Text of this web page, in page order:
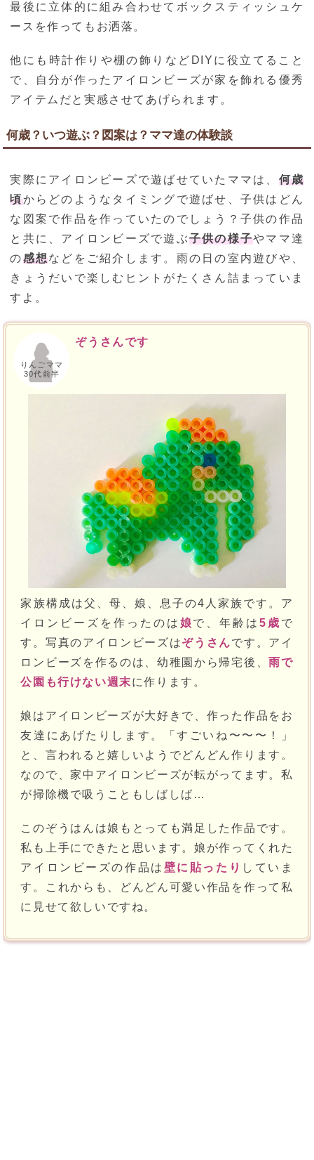
最後に立体的に組み合わせてボックスティッシュケ
ースを作ってもお洒落。
他にも時計作りや棚の飾りなどDIYに役立てること
で、自分が作ったアイロンビーズが家を飾れる優秀
アイテムだと実感させてあげられます。
何歳？いつ遊ぶ？図案は？ママ達の体験談
実際にアイロンビーズで遊ばせていたママは、 何歳
頃からどのようなタイミングで遊ばせ、子供はどん
な図案で作品を作っていたのでしょう？子供の作品
と共に、アイロンビーズで遊ぶ子供の様子やママ達
の感想などをご紹介します。雨の日の室内遊びや、
きょうだいで楽しむヒントがたくさん詰まっていま
すよ。
りんごママ
30代前半
ぞうさんです
家族構成は父、母、娘、息子の4人家族です。ア
イロンビーズを作ったのは 娘で、年齢は5歳 で
す。写真のアイロンビーズはぞうさんです。アイ
ロンビーズを作るのは、幼稚園から帰宅後、 雨で
公園も行けない週末に作ります。
娘はアイロンビーズが大好きで、作った作品をお
友達にあげたりします。「すごいね〜〜〜！」
と、言われると嬉しいようでどんどん作ります。
なので、家中アイロンビーズが転がってます。私
が掃除機で吸うこともしばしば…
このぞうはんは娘もとっても満足した作品です。
私も上手にできたと思います。娘が作ってくれた
アイロンビーズの作品は 壁に貼ったり していま
す。これからも、どんどん可愛い作品を作って私
に見せて欲しいですね。